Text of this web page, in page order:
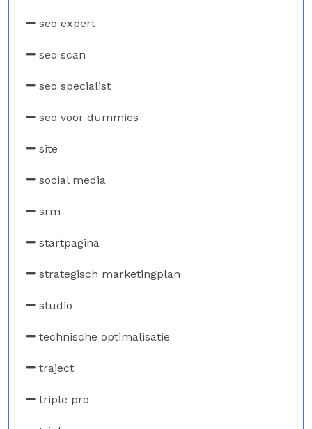
seo expert
seo scan
seo specialist
seo voor dummies
site
social media
srm
startpagina
strategisch marketingplan
studio
technische optimalisatie
traject
triple pro